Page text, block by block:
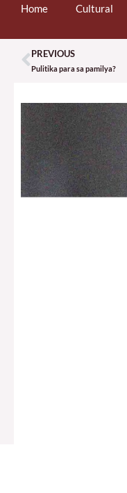
Home Cultural
Prev
PREVIOUS
Pulitika para sa pamilya?